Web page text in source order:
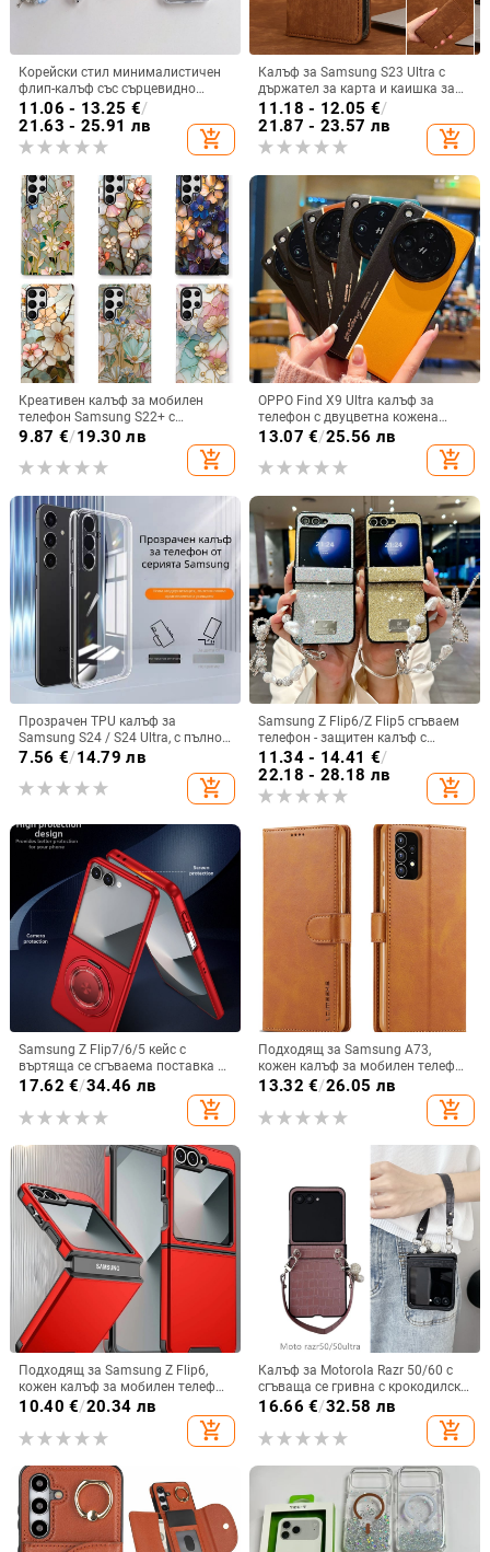
Корейски стил минималистичен
флип-калъф със сърцевидно
огледало за Samsung Galaxy Z
Flip 3/4/5
11.06 - 13.25 €/
21.63 - 25.91 лв
add_shopping_cart
Калъф за Samsung S23 Ultra с
държател за карта и каишка за
през врата
11.18 - 12.05 €/
21.87 - 23.57 лв
add_shopping_cart
Креативен калъф за мобилен
телефон Samsung S22+ с
остъклено цвете, защита от
падане, Ultra Film Case за Apple
13
9.87 €/19.30 лв
add_shopping_cart
OPPO Find X9 Ultra калъф за
телефон с двуцветна кожена
текстура и флуоресцентни линии,
13.07 €/25.56 лв
add_shopping_cart
Прозрачен TPU калъф за
Samsung S24 / S24 Ultra, с пълно
покритие и защита на камерата
7.56 €/14.79 лв
add_shopping_cart
Samsung Z Flip6/Z Flip5 сгъваем
телефон - защитен калъф с
блестяща гривна
11.34 - 14.41 €/
22.18 - 28.18 лв
add_shopping_cart
Samsung Z Flip7/6/5 кейс с
въртяща се сгъваема поставка и
магнитна скоба, 360° въртене,
поликарбонатен корпус
17.62 €/34.46 лв
add_shopping_cart
Подходящ за Samsung A73,
кожен калъф за мобилен телефон
A36/A16, калъф за мобилен
телефон A26/A56, флип калъф,
защитен калъф, невидима скоба.
13.32 €/26.05 лв
add_shopping_cart
Подходящ за Samsung Z Flip6,
кожен калъф за мобилен телефон
Flip5, твърд двустранен калъф
против падане за Flip7, защитен
калъф Armor
10.40 €/20.34 лв
add_shopping_cart
Калъф за Motorola Razr 50/60 с
сгъваща се гривна с крокодилски
релеф
16.66 €/32.58 лв
add_shopping_cart